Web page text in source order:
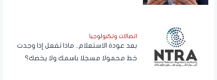
اتصالات وتكنولوجيا
بعد عودة الاستعلام.. ماذا تفعل إذا وجدت
خط محمولا مسجلا باسمك ولا يخصك؟